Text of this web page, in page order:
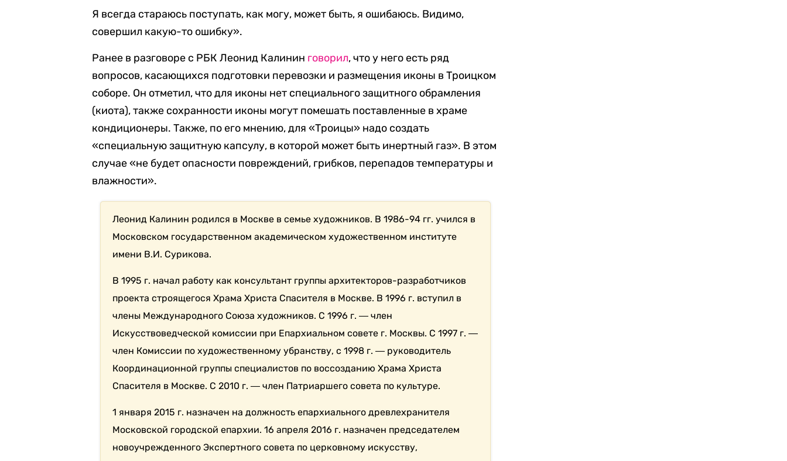
Я всегда стараюсь поступать, как могу, может быть, я ошибаюсь. Видимо,
совершил какую-то ошибку».
Ранее в разговоре с РБК Леонид Калинин говорил, что у него есть ряд
вопросов, касающихся подготовки перевозки и размещения иконы в Троицком
соборе. Он отметил, что для иконы нет специального защитного обрамления
(киота), также сохранности иконы могут помешать поставленные в храме
кондиционеры. Также, по его мнению, для «Троицы» надо создать
«специальную защитную капсулу, в которой может быть инертный газ». В этом
случае «не будет опасности повреждений, грибков, перепадов температуры и
влажности».
Леонид Калинин родился в Москве в семье художников. В 1986-94 гг. учился в
Московском государственном академическом художественном институте
имени В.И. Сурикова.
В 1995 г. начал работу как консультант группы архитекторов-разработчиков
проекта строящегося Храма Христа Спасителя в Москве. В 1996 г. вступил в
члены Международного Союза художников. С 1996 г. ― член
Искусствоведческой комиссии при Епархиальном совете г. Москвы. С 1997 г. ―
член Комиссии по художественному убранству, с 1998 г. ― руководитель
Координационной группы специалистов по воссозданию Храма Христа
Спасителя в Москве. С 2010 г. ― член Патриаршего совета по культуре.
1 января 2015 г. назначен на должность епархиального древлехранителя
Московской городской епархии. 16 апреля 2016 г. назначен председателем
новоучрежденного Экспертного совета по церковному искусству,